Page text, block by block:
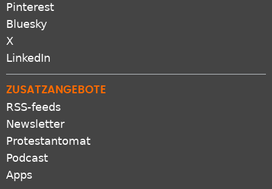
Pinterest
Bluesky
X
LinkedIn
ZUSATZANGEBOTE
RSS-feeds
Newsletter
Protestantomat
Podcast
Apps